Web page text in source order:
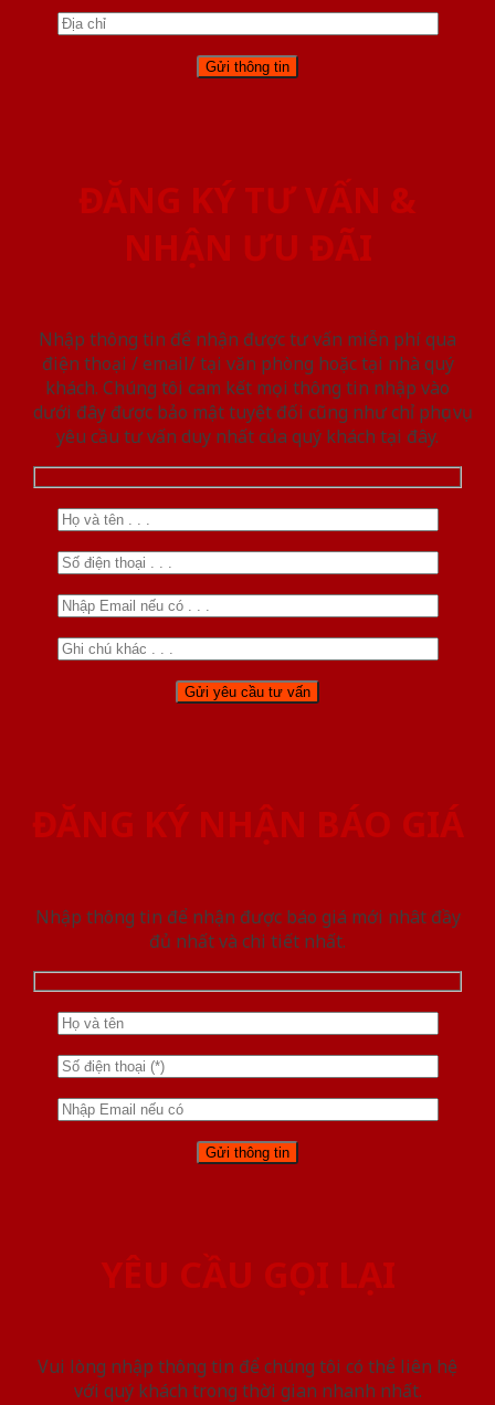
ĐĂNG KÝ TƯ VẤN &
NHẬN ƯU ĐÃI
Nhập thông tin để nhận được tư vấn miễn phí qua
điện thoại / email/ tại văn phòng hoặc tại nhà quý
khách. Chúng tôi cam kết mọi thông tin nhập vào
dưới đây được bảo mật tuyệt đối cũng như chỉ phục vụ
yêu cầu tư vấn duy nhất của quý khách tại đây.
ĐĂNG KÝ NHẬN BÁO GIÁ
Nhập thông tin để nhận được báo giá mới nhât đầy
đủ nhất và chi tiết nhất.
YÊU CẦU GỌI LẠI
Vui lòng nhập thông tin để chúng tôi có thể liên hệ
với quý khách trong thời gian nhanh nhất.